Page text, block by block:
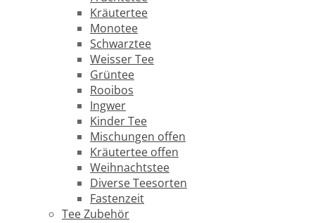
Kräutertee
Monotee
Schwarztee
Weisser Tee
Grüntee
Rooibos
Ingwer
Kinder Tee
Mischungen offen
Kräutertee offen
Weihnachtstee
Diverse Teesorten
Fastenzeit
Tee Zubehör